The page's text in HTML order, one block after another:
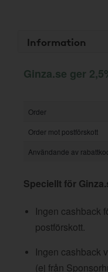
Information
Ginza.se ger
Order
Order mot postförskott
Användande av
Speciellt för
Ingen cashback
postförskott.
Ingen cashback
(ej från